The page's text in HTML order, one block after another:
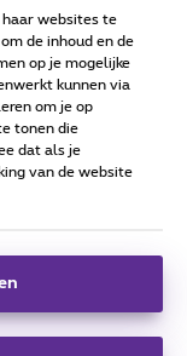
statement
conform het
haar websites te
de inhoud en de
op je mogelijke
kunnen via
om je op
tonen die
dat als je
van de website